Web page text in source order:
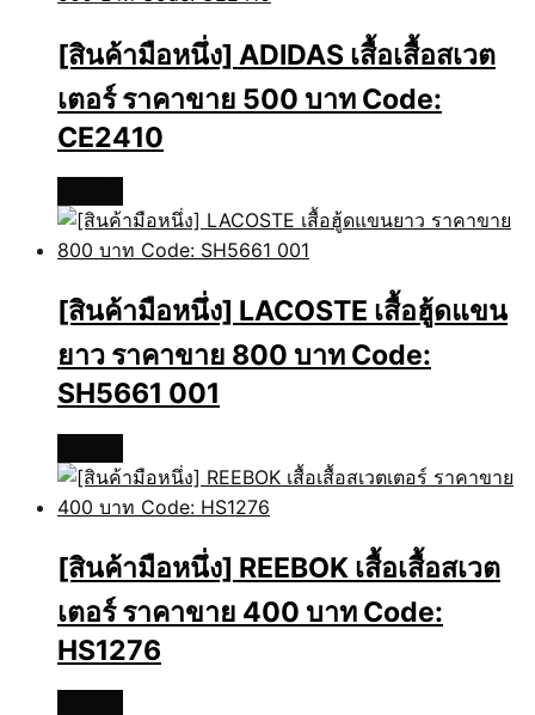
[สินค้ามือหนึ่ง] ADIDAS เสื้อเสื้อสเวต
เตอร์ ราคาขาย 500 บาท Code:
CE2410
[สินค้ามือหนึ่ง] LACOSTE เสื้อฮู้ดแขน
ยาว ราคาขาย 800 บาท Code:
SH5661 001
[สินค้ามือหนึ่ง] REEBOK เสื้อเสื้อสเวต
เตอร์ ราคาขาย 400 บาท Code:
HS1276